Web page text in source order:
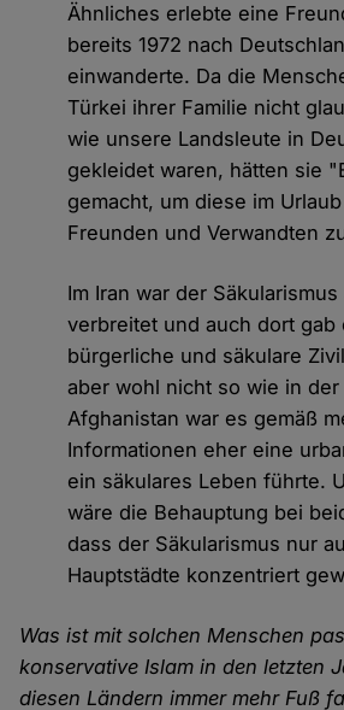
Ähnliches erlebte eine
bereits 1972 nach
einwanderte. Da die
Türkei ihrer Familie nicht
wie unsere Landsleute in
gekleidet waren, hätten sie
gemacht, um diese im
Freunden und Verwandten
Im Iran war der
verbreitet und auch dort gab
bürgerliche und säkulare
aber wohl nicht so wie in der
Afghanistan war es gemäß
Informationen eher eine
ein säkulares Leben führte.
wäre die Behauptung bei
dass der Säkularismus nur
Hauptstädte konzentriert
Was ist mit solchen Menschen
konservative Islam in den letzten
diesen Ländern immer mehr Fuß